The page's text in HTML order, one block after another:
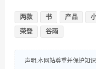
两款 书 产品
荣登 谷雨
声明:本网站尊重并保护知